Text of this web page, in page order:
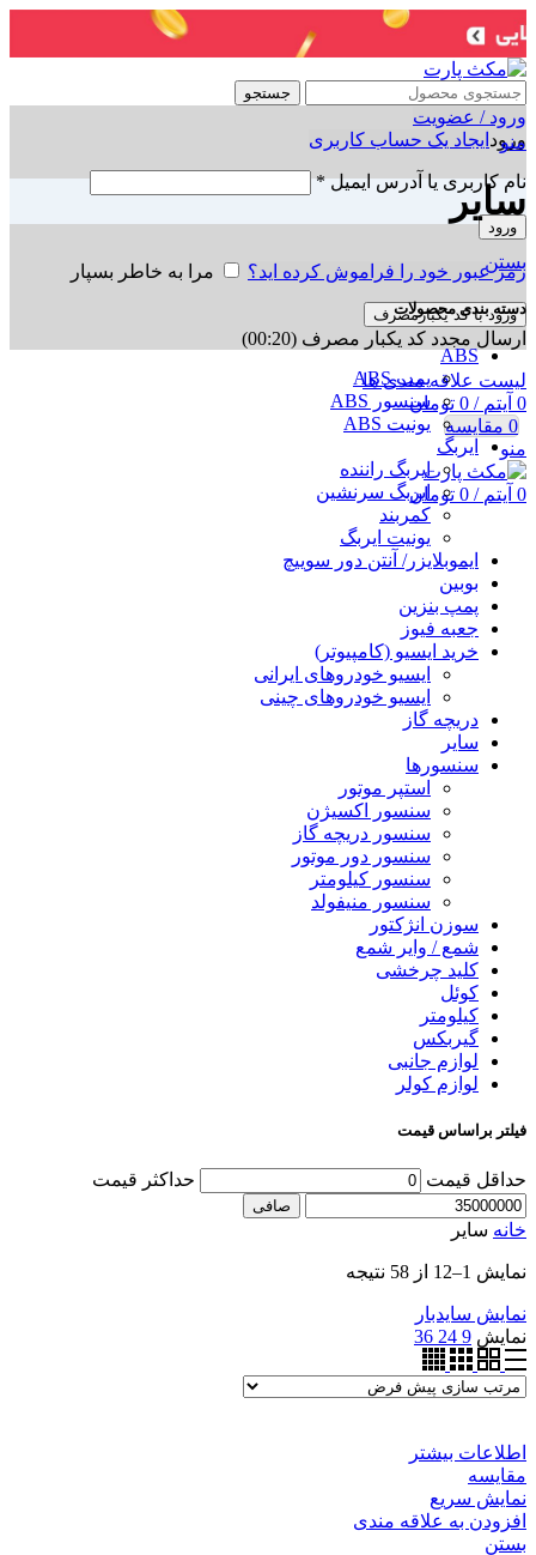
جستجو
ورود / عضویت
ورود ایجاد یک حساب کاربری
نام کاربری یا آدرس ایمیل*
ورود
رمز عبور خود را فراموش کرده اید؟ مرا به خاطر بسپار
ورود با کد یکبارمصرف
ارسال مجدد کد یکبار مصرف (00:
20
)
لیست علاقه مندی ها
0 آیتم /
0 تومان
0 مقایسه
منو
0 آیتم /
0 تومان
منو
سایر
بستن
دسته بندی محصولات
ABS
پمپ ABS
سنسور ABS
یونیت ABS
ایربگ
ایربگ راننده
ایربگ سرنشین
کمربند
یونیت ایربگ
ایموبلایزر/ آنتن دور سوییچ
بوبین
پمپ بنزین
جعبه فیوز
خرید ایسیو (کامپیوتر)
ایسیو خودروهای ایرانی
ایسیو خودروهای چینی
دریچه گاز
سایر
سنسورها
استپر موتور
سنسور اکسیژن
سنسور دریچه گاز
سنسور دور موتور
سنسور کیلومتر
سنسور منیفولد
سوزن انژکتور
شمع / وایر شمع
کلید چرخشی
کوئل
کیلومتر
گیربکس
لوازم جانبی
لوازم کولر
فیلتر براساس قیمت
حداقل قیمت حداكثر قيمت
صافی
خانه سایر
نمایش 1–12 از 58 نتیجه
نمایش سایدبار
نمایش 9
24
36
اطلاعات بیشتر
مقایسه
نمایش سریع
افزودن به علاقه مندی
بستن